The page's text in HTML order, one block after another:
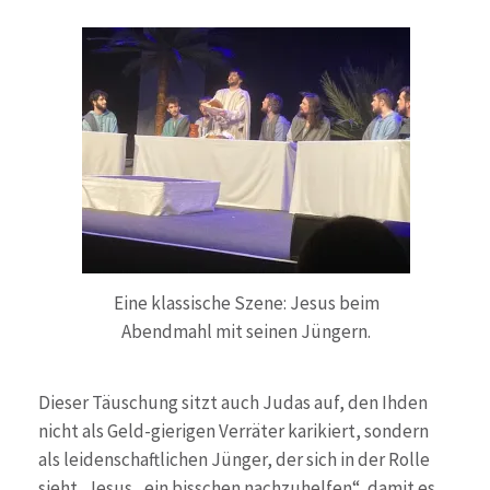
Eine klassische Szene: Jesus beim
Abendmahl mit seinen Jüngern.
Dieser Täuschung sitzt auch Judas auf, den Ihden
nicht als Geld-gierigen Verräter karikiert, sondern
als leidenschaftlichen Jünger, der sich in der Rolle